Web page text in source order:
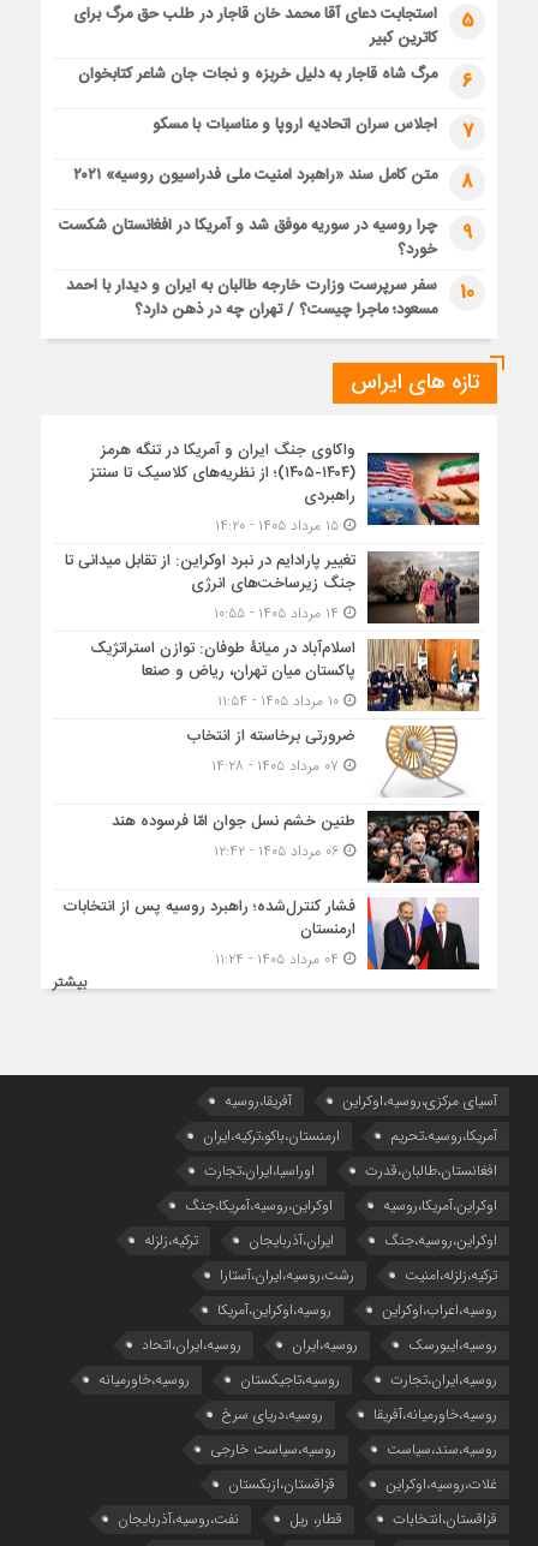
5
استجابت دعای آقا محمد خان قاجار در طلب حق مرگ برای
کاترین کبیر
6 مرگ شاه قاجار به دلیل خربزه و نجات جان شاعر کتابخوان
7 اجلاس سران اتحادیه اروپا و مناسبات با مسکو
8 متن کامل سند «راهبرد امنیت ملی فدراسیون روسیه» ۲۰۲۱
9
چرا روسیه در سوریه موفق شد و آمریکا در افغانستان شکست
خورد؟
10
سفر سرپرست وزارت خارجه طالبان به ایران و دیدار با احمد
مسعود؛ ماجرا چیست؟ / تهران چه در ذهن دارد؟
تازه های ایراس
واکاوی جنگ ایران و آمریکا در تنگه هرمز
(۱۴۰۴-۱۴۰۵)؛ از نظریه‌های کلاسیک تا سنتز
راهبردی
۱۵ مرداد ۱۴۰۵ - ۱۴:۲۰
تغییر پارادایم در نبرد اوکراین: از تقابل میدانی تا
جنگ زیرساخت‌های انرژی
اسلام‌آباد در میانۀ طوفان: توازن استراتژیک
پاکستان میان تهران، ریاض و صنعا
۱۰ مرداد ۱۴۰۵ - ۱۱:۵۴
ضرورتی برخاسته از انتخاب
طنین خشم نسل جوان امّا فرسوده هند
۰۶ مرداد ۱۴۰۵ - ۱۲:۴۲
فشار کنترل‌شده؛ راهبرد روسیه پس از انتخابات
ارمنستان
بیشتر
آسیای مرکزی،روسیه،اوکراین
آفریقا،روسیه
آمریکا،روسیه،تحریم
ارمنستان،باکو،ترکیه،ایران
افغانستان،طالبان،قدرت
اوراسیا،ایران،تجارت
اوکراین،آمریکا،روسیه
اوکراین،روسیه،آمریکا،جنگ
اوکراین،روسیه،جنگ
ایران،آذربایجان
ترکیه،زلزله
ترکیه،زلزله،امنیت
رشت،روسیه،ایران،آستارا
روسیه،اعراب،اوکراین
روسیه،اوکراین،آمریکا
روسیه،ایبورسک
روسیه،ایران
روسیه،ایران،اتحاد
روسیه،ایران،تجارت
روسیه،تاجیکستان
روسیه،خاورمیانه
روسیه،خاورمیانه،آفریقا
روسیه،دریای سرخ
روسیه،سند،سیاست
روسیه،سیاست خارجی
غلات،روسیه،اوکراین
قزاقستان،ازبکستان
قزاقستان،انتخابات
قطار، ریل
نفت،روسیه،آذربایجان